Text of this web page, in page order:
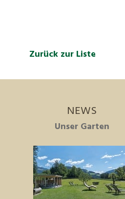
Zurück zur Liste
NEWS
Unser Garten